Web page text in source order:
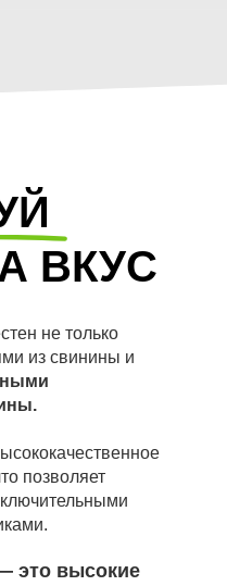
это высокие
не только
из свинины и
позволяет
ВКУС